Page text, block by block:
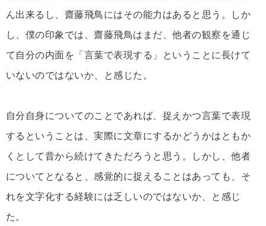
ん出来るし、齋藤飛鳥にはその能力はあると思う。しか
し、僕の印象では、齋藤飛鳥はまだ、他者の観察を通じ
て自分の内面を「言葉で表現する」ということに長けて
いないのではないか、と感じた。
自分自身についてのことであれば、捉えかつ言葉で表現
するということは、実際に文章にするかどうかはともか
くとして昔から続けてきただろうと思う。しかし、他者
についてとなると、感覚的に捉えることはあっても、そ
れを文字化する経験には乏しいのではないか、と感じ
た。